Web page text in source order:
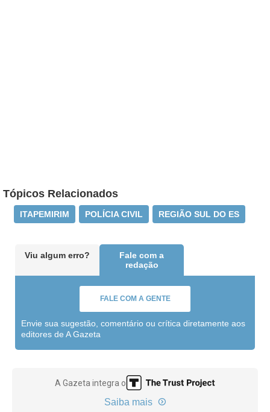
Tópicos Relacionados
ITAPEMIRIM POLÍCIA CIVIL REGIÃO SUL DO ES
Viu algum erro?
Fale com a
redação
FALE COM A GENTE
Envie sua sugestão, comentário ou crítica diretamente aos
editores de A Gazeta
A Gazeta integra o
Saiba mais